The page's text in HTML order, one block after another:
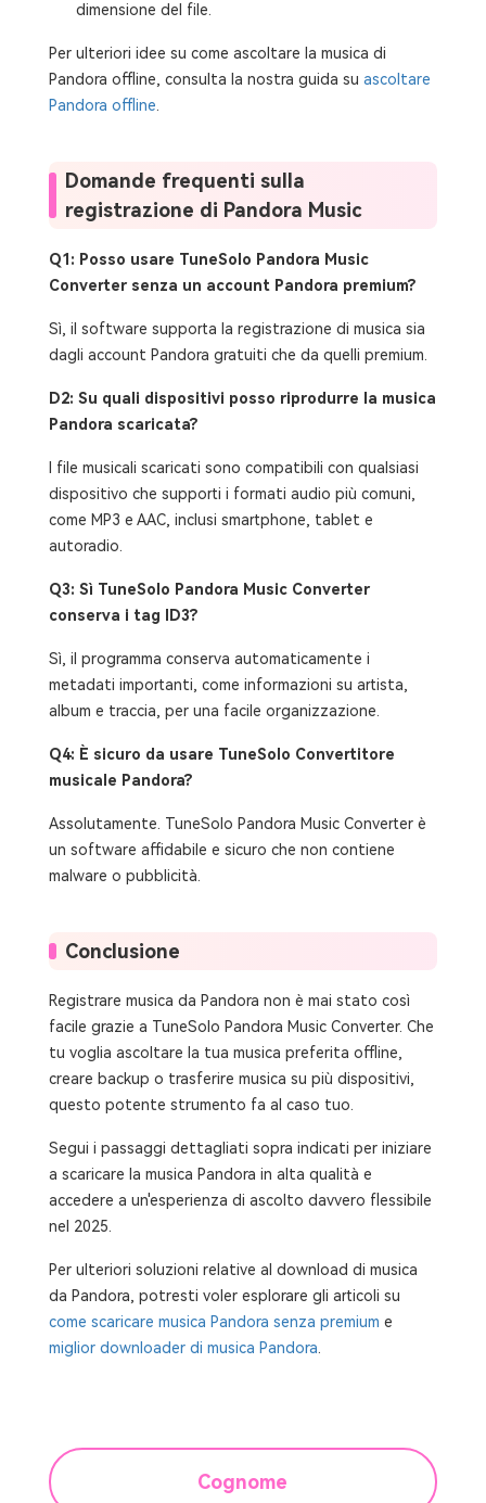
dimensione del file.
Per ulteriori idee su come ascoltare la musica di
Pandora offline, consulta la nostra guida su ascoltare
Pandora offline.
Domande frequenti sulla
registrazione di Pandora Music
Q1: Posso usare TuneSolo Pandora Music
Converter senza un account Pandora premium?
Sì, il software supporta la registrazione di musica sia
dagli account Pandora gratuiti che da quelli premium.
D2: Su quali dispositivi posso riprodurre la musica
Pandora scaricata?
I file musicali scaricati sono compatibili con qualsiasi
dispositivo che supporti i formati audio più comuni,
come MP3 e AAC, inclusi smartphone, tablet e
autoradio.
Q3: Sì TuneSolo Pandora Music Converter
conserva i tag ID3?
Sì, il programma conserva automaticamente i
metadati importanti, come informazioni su artista,
album e traccia, per una facile organizzazione.
Q4: È sicuro da usare TuneSolo Convertitore
musicale Pandora?
Assolutamente. TuneSolo Pandora Music Converter è
un software affidabile e sicuro che non contiene
malware o pubblicità.
Conclusione
Registrare musica da Pandora non è mai stato così
facile grazie a TuneSolo Pandora Music Converter. Che
tu voglia ascoltare la tua musica preferita offline,
creare backup o trasferire musica su più dispositivi,
questo potente strumento fa al caso tuo.
Segui i passaggi dettagliati sopra indicati per iniziare
a scaricare la musica Pandora in alta qualità e
accedere a un'esperienza di ascolto davvero flessibile
nel 2025.
Per ulteriori soluzioni relative al download di musica
da Pandora, potresti voler esplorare gli articoli su
come scaricare musica Pandora senza premium e
miglior downloader di musica Pandora.
Cognome